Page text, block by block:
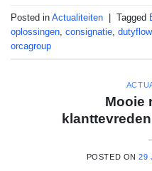
Posted in Actualiteiten | Tagged
oplossingen consignatie dutyflow,
orcagroup
Mooie
POSTED ON29